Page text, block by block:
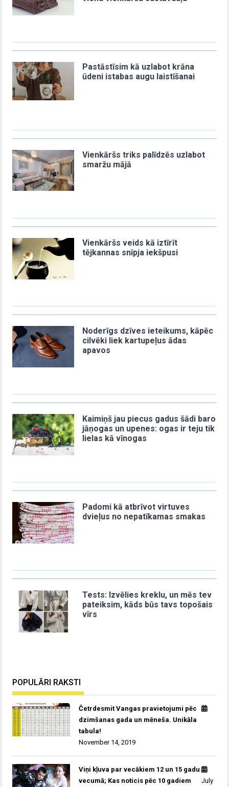
Pastāstīsim kā uzlabot krāna
ūdeni istabas augu laistīšanai
Vienkāršs triks palīdzēs uzlabot
smaržu mājā
Vienkāršs veids kā iztīrīt
tējkannas snīpja iekšpusi
Noderīgs dzīves ieteikums, kāpēc
cilvēki liek kartupeļus ādas
apavos
Kaimiņš jau piecus gadus šādi baro
jāņogas un upenes: ogas ir teju tik
lielas kā vīnogas
Padomi kā atbrīvot virtuves
dvieļus no nepatīkamas smakas
Tests: Izvēlies kreklu, un mēs tev
pateiksim, kāds būs tavs topošais
vīrs
POPULĀRI RAKSTI
Četrdesmit Vangas pravietojumi pēc
dzimšanas gada un mēneša. Unikāla
tabula!
November 14, 2019
Viņi kļuva par vecākiem 12 un 15 gadu
vecumā; Kas noticis pēc 10 gadiem
July